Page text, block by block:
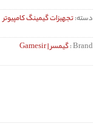
دسته:تجهیزات گیمینگ کامپیوتر
Brand : گیمسر | Gamesir